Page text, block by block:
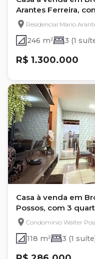
Arantes Ferreira,
Residencial Mario
246 m² 3 (1
R$ 1.300.000
Casa à venda em
Possos, com 3
Condominio Walter
118 m² 3 (1